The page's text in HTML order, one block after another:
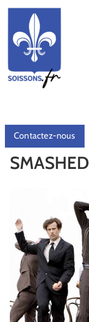
Contactez-nous
SMASHED